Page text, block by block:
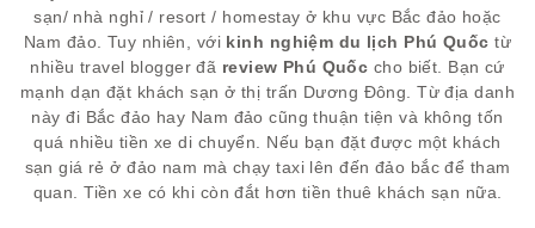
sạn/ nhà nghỉ / resort / homestay ở khu vực Bắc đảo hoặc
Nam đảo. Tuy nhiên, với kinh nghiệm du lịch Phú Quốc từ
nhiều travel blogger đã review Phú Quốc cho biết. Bạn cứ
mạnh dạn đặt khách sạn ở thị trấn Dương Đông. Từ địa danh
này đi Bắc đảo hay Nam đảo cũng thuận tiện và không tốn
quá nhiều tiền xe di chuyển. Nếu bạn đặt được một khách
sạn giá rẻ ở đảo nam mà chạy taxi lên đến đảo bắc để tham
quan. Tiền xe có khi còn đắt hơn tiền thuê khách sạn nữa.